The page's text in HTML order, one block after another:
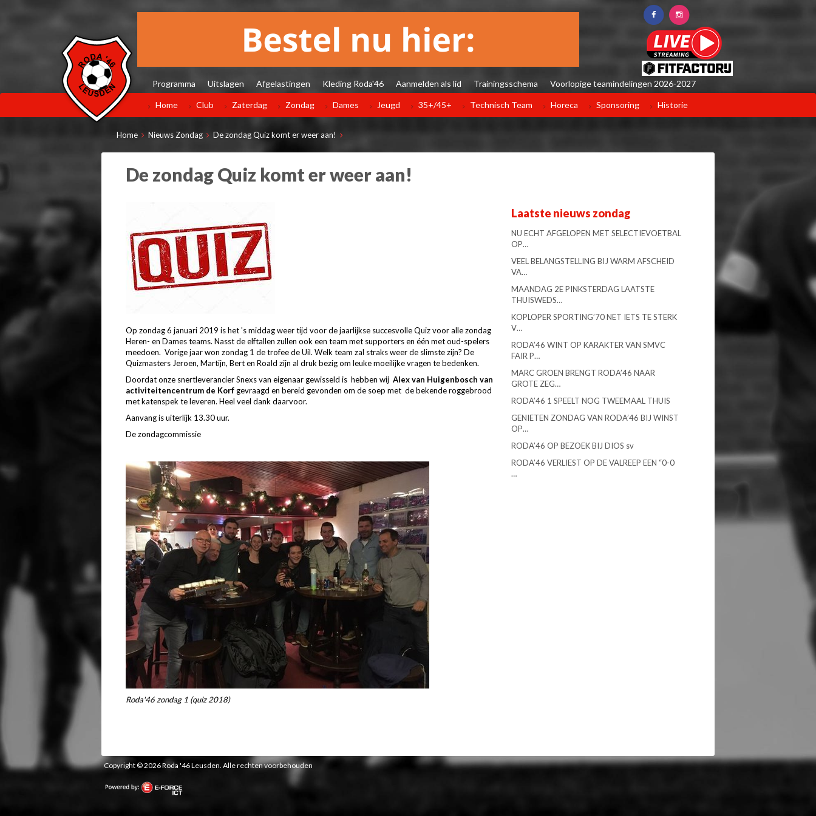
Programma Uitslagen Afgelastingen Kleding Roda'46 Aanmelden als lid Trainingsschema Voorlopige teamindelingen 2026-2027
Home Club Zaterdag Zondag Dames Jeugd 35+/45+ Technisch Team Horeca Sponsoring Historie
Home Nieuws Zondag De zondag Quiz komt er weer aan!
De zondag Quiz komt er weer aan!
Op zondag 6 januari 2019 is het 's middag weer tijd voor de jaarlijkse succesvolle Quiz voor alle zondag
Heren- en Dames teams. Nasst de elftallen zullen ook een team met supporters en één met oud-spelers
meedoen. Vorige jaar won zondag 1 de trofee de Uil. Welk team zal straks weer de slimste zijn? De
Quizmasters Jeroen, Martijn, Bert en Roald zijn al druk bezig om leuke moeilijke vragen te bedenken.
Doordat onze snertleverancier Snexs van eigenaar gewisseld is hebben wij Alex van Huigenbosch van
activiteitencentrum de Korf gevraagd en bereid gevonden om de soep met de bekende roggebrood
met katenspek te leveren. Heel veel dank daarvoor.
Aanvang is uiterlijk 13.30 uur.
De zondagcommissie
Roda'46 zondag 1 (quiz 2018)
Laatste nieuws zondag
NU ECHT AFGELOPEN MET SELECTIEVOETBAL
OP…
VEEL BELANGSTELLING BIJ WARM AFSCHEID
VA…
MAANDAG 2E PINKSTERDAG LAATSTE
THUISWEDS…
KOPLOPER SPORTING’70 NET IETS TE STERK
V…
RODA’46 WINT OP KARAKTER VAN SMVC
FAIR P…
MARC GROEN BRENGT RODA’46 NAAR
GROTE ZEG…
RODA’46 1 SPEELT NOG TWEEMAAL THUIS
GENIETEN ZONDAG VAN RODA’46 BIJ WINST
OP…
RODA’46 OP BEZOEK BIJ DIOS sv
RODA’46 VERLIEST OP DE VALREEP EEN “0-0
…
Copyright © 2026 Roda '46 Leusden. Alle rechten voorbehouden